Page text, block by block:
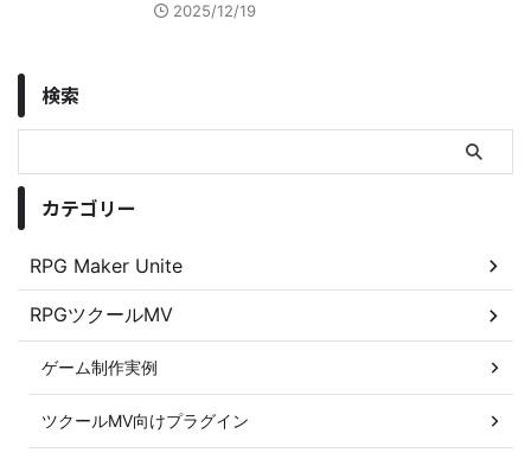
2025/12/19
検索
カテゴリー
RPG Maker Unite
RPGツクールMV
ゲーム制作実例
ツクールMV向けプラグイン